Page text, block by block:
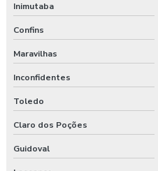
Inimutaba
Confins
Maravilhas
Inconfidentes
Toledo
Claro dos Poções
Guidoval